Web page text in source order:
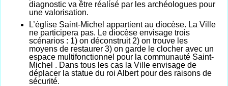
diagnosticva être réalisé par les archéologues pour
une valorisation.
L’église Saint-Michel appartient au diocèse. La Ville
ne participera pas. Le diocèse envisage trois
scénarios : 1) on déconstruit 2) on trouve les
moyens de restaurer 3) on garde le clocher avec un
espace multifonctionnel pour la communauté Saint-
Michel . Dans tous les cas la Ville envisage de
déplacer la statue du roi Albert pour des raisons de
sécurité.